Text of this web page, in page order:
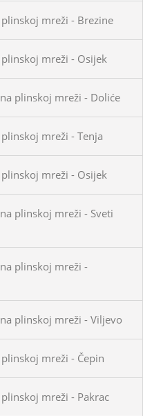
mreži - Brezine
mreži - Osijek
plinskoj mreži - Doliće
mreži - Tenja
mreži - Osijek
plinskoj mreži - Sveti
plinskoj mreži -
plinskoj mreži - Viljevo
mreži - Čepin
mreži - Pakrac